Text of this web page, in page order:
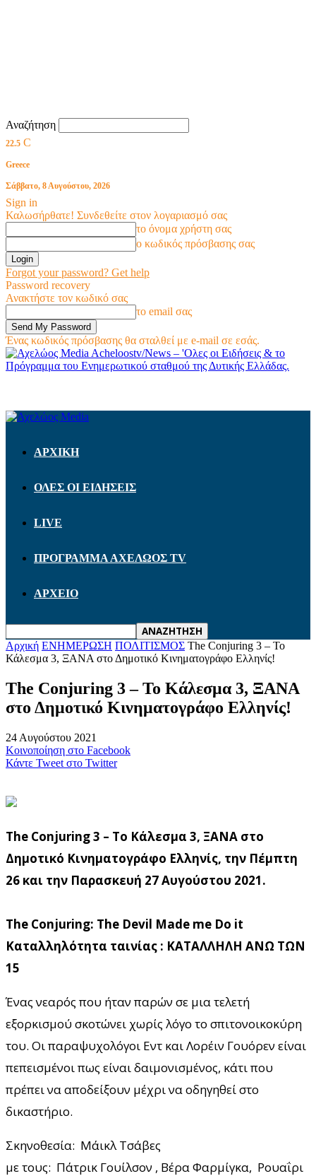
Αναζήτηση
22.5 C
Greece
Σάββατο, 8 Αυγούστου, 2026
Sign in
Καλωσήρθατε! Συνδεθείτε στον λογαριασμό σας
το όνομα χρήστη σας
ο κωδικός πρόσβασης σας
Forgot your password? Get help
Password recovery
Ανακτήστε τον κωδικό σας
το email σας
Ένας κωδικός πρόσβασης θα σταλθεί με e-mail σε εσάς.
Acheloostv/News – 'Ολες οι Ειδήσεις & το
Πρόγραμμα του Ενημερωτικού σταθμού της Δυτικής Ελλάδας.
ΑΡΧΙΚΗ
ΟΛΕΣ ΟΙ ΕΙΔΗΣΕΙΣ
LIVE
ΠΡΟΓΡΑΜΜΑ ΑΧΕΛΩΟΣ TV
ΑΡΧΕΙΟ
Αρχική ΕΝΗΜΕΡΩΣΗ ΠΟΛΙΤΙΣΜΟΣ The Conjuring 3 – Το
Κάλεσμα 3, ΞΑΝΑ στο Δημοτικό Κινηματογράφο Ελληνίς!
The Conjuring 3 – Το Κάλεσμα 3, ΞΑΝΑ
στο Δημοτικό Κινηματογράφο Ελληνίς!
24 Αυγούστου 2021
Κοινοποίηση στο Facebook
Κάντε Tweet στο Twitter
The Conjuring 3 – Το Κάλεσμα 3, ΞΑΝΑ στο
Δημοτικό Κινηματογράφο Ελληνίς, την Πέμπτη
26 και την Παρασκευή 27 Αυγούστου 2021.
The Conjuring: The Devil Made me Do it
Καταλληλότητα ταινίας : ΚΑΤΑΛΛΗΛΗ ΑΝΩ ΤΩΝ
15
Ένας νεαρός που ήταν παρών σε μια τελετή
εξορκισμού σκοτώνει χωρίς λόγο το σπιτονοικοκύρη
του. Οι παραψυχολόγοι Εντ και Λορέιν Γουόρεν είναι
πεπεισμένοι πως είναι δαιμονισμένος, κάτι που
πρέπει να αποδείξουν μέχρι να οδηγηθεί στο
δικαστήριο.
Σκηνοθεσία: Μάικλ Τσάβες
με τους: Πάτρικ Γουίλσον , Βέρα Φαρμίγκα, Ρουαΐρι